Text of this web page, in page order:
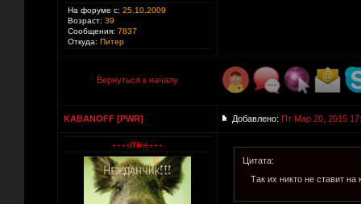
На форуме с: 25.10.2009
Возраст: 39
Сообщения: 7837
Откуда: Питер
Вернуться к началу
KABANOFF [PWR] Добавлено: Пт Мар 20, 2015
Цитата:
Так их никто не ставит на